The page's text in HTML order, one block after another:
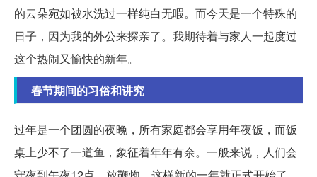
的云朵宛如被水洗过一样纯白无暇。而今天是一个特殊的
日子，因为我的外公来探亲了。我期待着与家人一起度过
这个热闹又愉快的新年。
春节期间的习俗和讲究
过年是一个团圆的夜晚，所有家庭都会享用年夜饭，而饭
桌上少不了一道鱼，象征着年年有余。一般来说，人们会